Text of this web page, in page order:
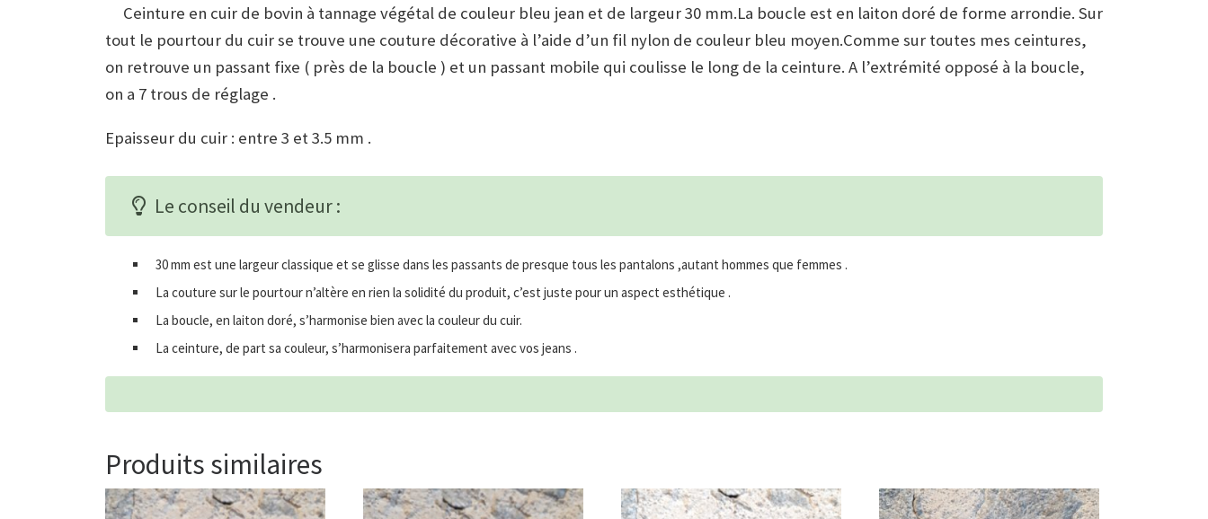
Ceinture en cuir de bovin à tannage végétal de couleur bleu jean et de largeur 30 mm.La boucle est en laiton doré de forme arrondie. Sur
tout le pourtour du cuir se trouve une couture décorative à l’aide d’un fil nylon de couleur bleu moyen.Comme sur toutes mes ceintures,
on retrouve un passant fixe ( près de la boucle ) et un passant mobile qui coulisse le long de la ceinture. A l’extrémité opposé à la boucle,
on a 7 trous de réglage .
Epaisseur du cuir : entre 3 et 3.5 mm .
Le conseil du vendeur :
30 mm est une largeur classique et se glisse dans les passants de presque tous les pantalons ,autant hommes que femmes .
La couture sur le pourtour n’altère en rien la solidité du produit, c’est juste pour un aspect esthétique .
La boucle, en laiton doré, s’harmonise bien avec la couleur du cuir.
La ceinture, de part sa couleur, s’harmonisera parfaitement avec vos jeans .
Produits similaires